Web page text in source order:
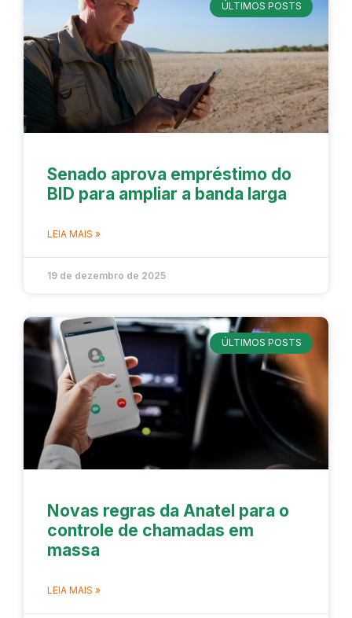
ÚLTIMOS POSTS
Senado aprova empréstimo do
BID para ampliar a banda larga
LEIA MAIS »
19 de dezembro de 2025
ÚLTIMOS POSTS
Novas regras da Anatel para o
controle de chamadas em
massa
LEIA MAIS »